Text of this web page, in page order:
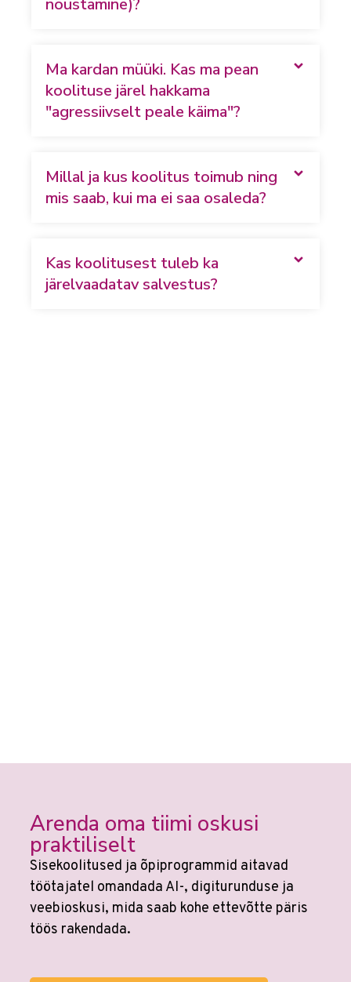
nõustamine)?
Ma kardan müüki. Kas ma pean
koolituse järel hakkama
"agressiivselt peale käima"?
Millal ja kus koolitus toimub ning
mis saab, kui ma ei saa osaleda?
Kas koolitusest tuleb ka
järelvaadatav salvestus?
Arenda oma tiimi oskusi
praktiliselt
Sisekoolitused ja õpiprogrammid aitavad
töötajatel omandada AI-, digiturunduse ja
veebioskusi, mida saab kohe ettevõtte päris
töös rakendada.